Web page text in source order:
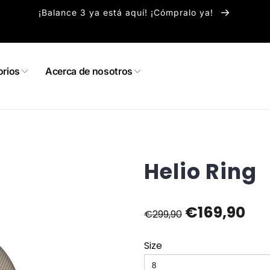
¡Balance 3 ya está aquí! ¡Cómpralo ya!
Acerca de nosotros
Helio Ring
€299,90 €169,90
Size